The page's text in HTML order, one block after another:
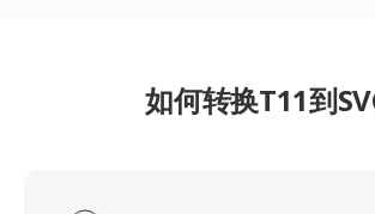
如何转换T11到